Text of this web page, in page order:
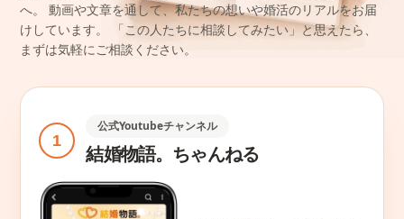
へ。
動画や文章を通して、私たちの想いや婚活のリアルをお届
けしています。
「この人たちに相談してみたい」と思えたら、
まずは気軽にご相談ください。
1
公式Youtubeチャンネル
結婚物語。ちゃんねる